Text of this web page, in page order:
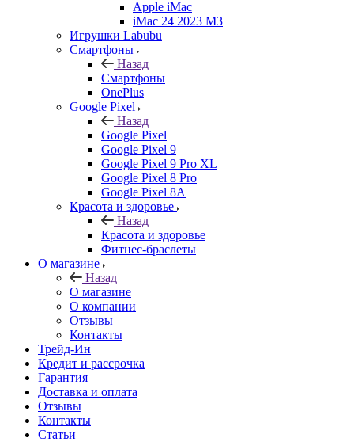
Apple iMac
iMac 24 2023 M3
Игрушки Labubu
Смартфоны
Назад
Смартфоны
OnePlus
Google Pixel
Назад
Google Pixel
Google Pixel 9
Google Pixel 9 Pro XL
Google Pixel 8 Pro
Google Pixel 8A
Красота и здоровье
Назад
Красота и здоровье
Фитнес-браслеты
О магазине
Назад
О магазине
О компании
Отзывы
Контакты
Трейд-Ин
Кредит и рассрочка
Гарантия
Доставка и оплата
Отзывы
Контакты
Статьи